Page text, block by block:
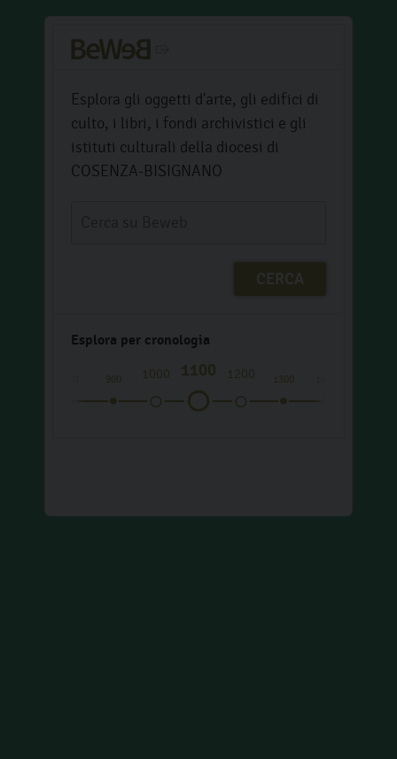
Esplora gli oggetti d'arte, gli edifici di
culto, i libri, i fondi archivistici e gli
istituti culturali della diocesi di
COSENZA-BISIGNANO
Esplora per cronologia
900 1000 1100 1200 1300